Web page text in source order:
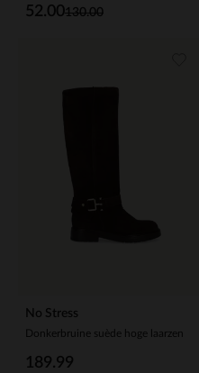
130.00
52.00
No Stress
Donkerbruine suède hoge laarzen
189.99